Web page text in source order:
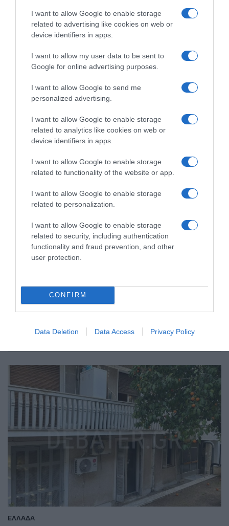
I want to allow Google to enable storage
related to advertising like cookies on web or
device identifiers in apps.
I want to allow my user data to be sent to
Google for online advertising purposes.
I want to allow Google to send me
personalized advertising.
I want to allow Google to enable storage
related to analytics like cookies on web or
device identifiers in apps.
I want to allow Google to enable storage
related to functionality of the website or app.
I want to allow Google to enable storage
related to personalization.
I want to allow Google to enable storage
related to security, including authentication
functionality and fraud prevention, and other
user protection.
CONFIRM
Data Deletion Data Access Privacy Policy
ΕΛΛΑΔΑ
Αλεξανδρούπολη: Απαλλάχθηκε από το
πρωτοβάθμιο πειθαρχικό η νηπιαγωγός που
κλείδωνε παιδάκια σε αποθήκη
07.07.2024 - 17:06
Φωτιά ξέσπασε σε αποθηκευτικό χώρο στο
Αιγάλεω (vid, pics)
ΕΛΛΑΔΑ